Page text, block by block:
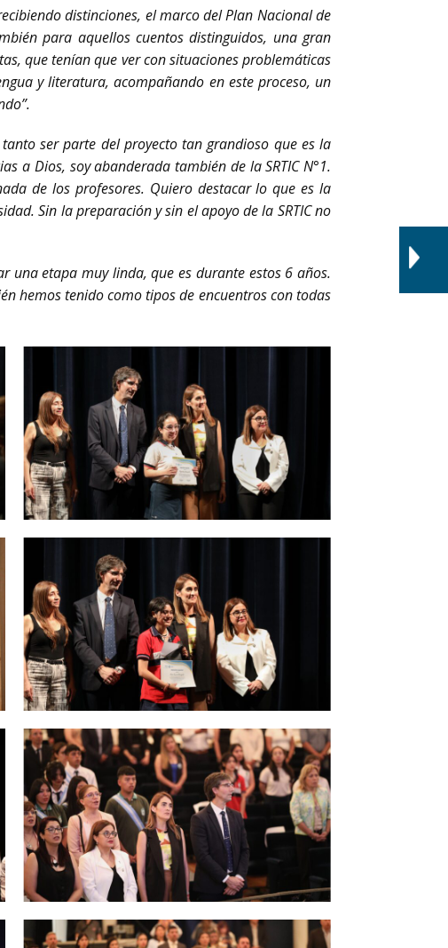
distinciones, el marco del Plan Nacional de
para aquellos cuentos distinguidos, una gran
que tenían que ver con situaciones problemáticas
y literatura, acompañando en este proceso, un
ser parte del proyecto tan grandioso que es la
a Dios, soy abanderada también de la SRTIC N°1.
de los profesores. Quiero destacar lo que es la
Sin la preparación y sin el apoyo de la SRTIC no
una etapa muy linda, que es durante estos 6 años.
hemos tenido como tipos de encuentros con todas